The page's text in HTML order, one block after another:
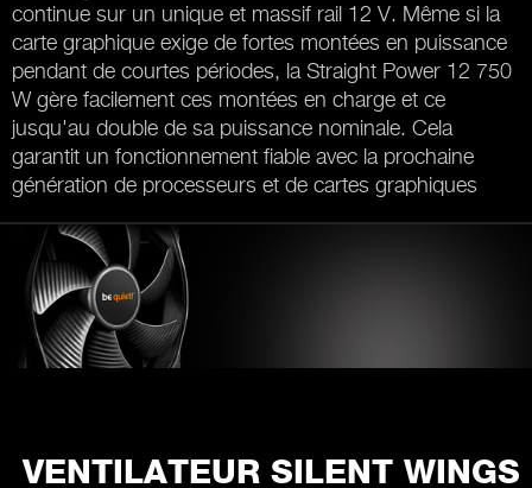
continue sur un unique et massif rail 12 V. Même si la
carte graphique exige de fortes montées en puissance
pendant de courtes périodes, la Straight Power 12 750
W gère facilement ces montées en charge et ce
jusqu'au double de sa puissance nominale. Cela
garantit un fonctionnement fiable avec la prochaine
génération de processeurs et de cartes graphiques
VENTILATEUR SILENT WINGS